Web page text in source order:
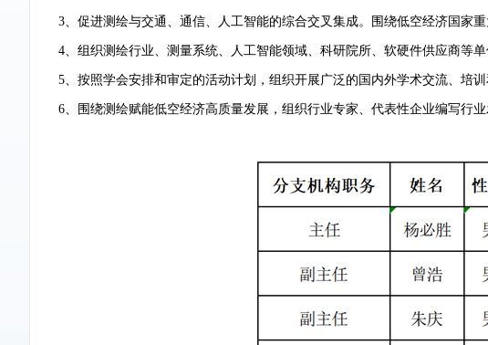
3、促进测绘与交通、通信、人工智能的综合交叉集成。围绕低空经济国家
4、组织测绘行业、测量系统、人工智能领域、科研院所、软硬件供应商等
5、按照学会安排和审定的活动计划，组织开展广泛的国内外学术交流、培
6、围绕测绘赋能低空经济高质量发展，组织行业专家、代表性企业编写行